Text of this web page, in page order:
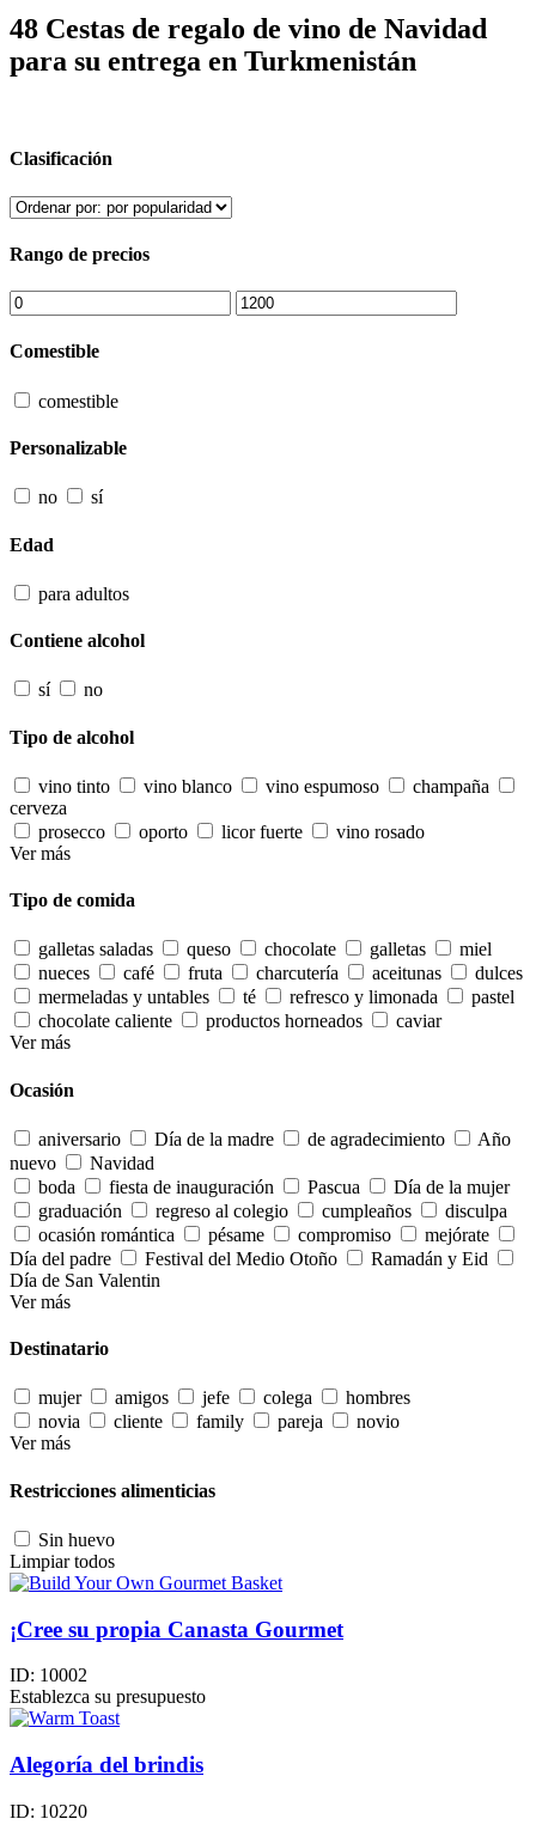
48 Cestas de regalo de vino de Navidad
para su entrega en Turkmenistán
Clasificación
Rango de precios
Comestible
comestible
Personalizable
no sí
Edad
para adultos
Contiene alcohol
sí no
Tipo de alcohol
vino tinto vino blanco vino espumoso
champaña
cerveza
prosecco
oporto licor fuerte
vino rosado
Ver más
Tipo de comida
galletas saladas queso chocolate galletas
miel
nueces
café fruta charcutería aceitunas
dulces
mermeladas y untables
té refresco y limonada
pastel
chocolate caliente
productos horneados
caviar
Ver más
Ocasión
aniversario Día de la madre de agradecimiento
Año
nuevo
Navidad
boda
fiesta de inauguración Pascua
Día de la mujer
graduación
regreso al colegio cumpleaños
disculpa
ocasión romántica
pésame compromiso
mejórate
Día del padre
Festival del Medio Otoño
Ramadán y Eid
Día de San Valentin
Ver más
Destinatario
mujer amigos jefe colega
hombres
novia
cliente family pareja
novio
Ver más
Restricciones alimenticias
Sin huevo
Limpiar todos
¡Cree su propia Canasta Gourmet
ID: 10002
Establezca su presupuesto
Alegoría del brindis
ID: 10220